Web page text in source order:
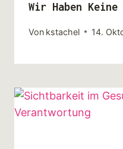
Wir Haben
Von kstachel 14.